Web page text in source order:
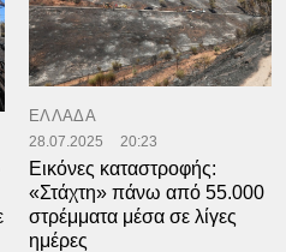
ΕΛΛΑΔΑ
28.07.2025 20:23
Εικόνες καταστροφής:
«Στάχτη» πάνω από 55.000
στρέμματα μέσα σε λίγες
ημέρες